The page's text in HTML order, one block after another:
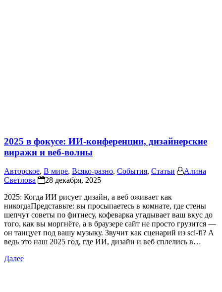
2025 в фокусе: ИИ-конференции, дизайнерские
виражи и веб-волны
Авторское, В мире, Всяко-разно, События, Статьи
Алина
Светлова
28 декабря, 2025
2025: Когда ИИ рисует дизайн, а веб оживает как
никогдаПредставьте: вы просыпаетесь в комнате, где стены
шепчут советы по фитнесу, кофеварка угадывает ваш вкус до
того, как вы моргнёте, а в браузере сайт не просто грузится —
он танцует под вашу музыку. Звучит как сценарий из sci-fi? А
ведь это наш 2025 год, где ИИ, дизайн и веб сплелись в…
Далее